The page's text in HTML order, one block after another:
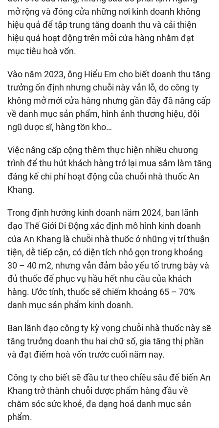
mở rộng và đóng cửa những nơi kinh doanh không
hiệu quả để tập trung tăng doanh thu và cải thiện
hiệu quả hoạt động trên mỗi cửa hàng nhằm đạt
mục tiêu hoà vốn.
Vào năm 2023, ông Hiểu Em cho biết doanh thu tăng
trưởng ổn định nhưng chuỗi này vẫn lỗ, do công ty
không mở mới cửa hàng nhưng gần đây đã nâng cấp
về danh mục sản phẩm, hình ảnh thương hiệu, đội
ngũ dược sĩ, hàng tồn kho…
Việc nâng cấp cộng thêm thực hiện nhiều chương
trình để thu hút khách hàng trở lại mua sắm làm tăng
đáng kể chi phí hoạt động của chuỗi nhà thuốc An
Khang.
Trong định hướng kinh doanh năm 2024, ban lãnh
đạo Thế Giới Di Động xác định mô hình kinh doanh
của An Khang là chuỗi nhà thuốc ở những vị trí thuận
tiện, dễ tiếp cận, có diện tích nhỏ gọn trong khoảng
30 – 40 m2, nhưng vẫn đảm bảo yếu tố trưng bày và
đủ thuốc để phục vụ hầu hết nhu cầu của khách
hàng. Ước tính, thuốc sẽ chiếm khoảng 65 – 70%
danh mục sản phẩm kinh doanh.
Ban lãnh đạo công ty kỳ vọng chuỗi nhà thuốc này sẽ
tăng trưởng doanh thu hai chữ số, gia tăng thị phần
và đạt điểm hoà vốn trước cuối năm nay.
Công ty cho biết sẽ đầu tư theo chiều sâu để biến An
Khang trở thành chuỗi dược phẩm hàng đầu về
chăm sóc sức khoẻ, đa dạng hoá danh mục sản
phẩm.